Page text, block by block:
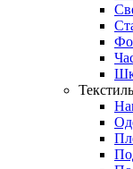
Текстиль